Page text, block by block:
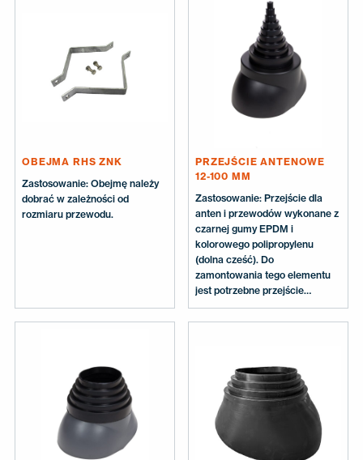
OBEJMA RHS ZNK
Zastosowanie: Obejmę należy
dobrać w zależności od
rozmiaru przewodu.
PRZEJŚCIE ANTENOWE
12-100 MM
Zastosowanie: Przejście dla
anten i przewodów wykonane z
czarnej gumy EPDM i
kolorowego polipropylenu
(dolna cześć). Do
zamontowania tego elementu
jest potrzebne przejście
dachowe, odpowiednie do
rodzaju dachu. Wymiary:
Przejście antenowe, zacisk.